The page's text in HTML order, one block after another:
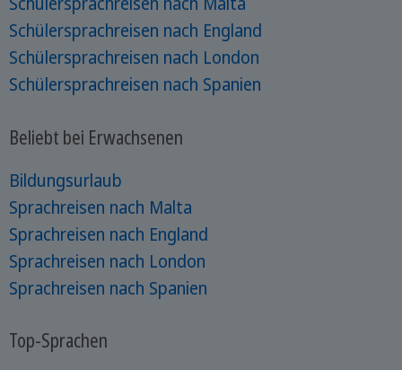
Schülersprachreisen nach England
Schülersprachreisen nach London
Schülersprachreisen nach Spanien
Beliebt bei Erwachsenen
Bildungsurlaub
Sprachreisen nach Malta
Sprachreisen nach England
Sprachreisen nach London
Sprachreisen nach Spanien
Top-Sprachen